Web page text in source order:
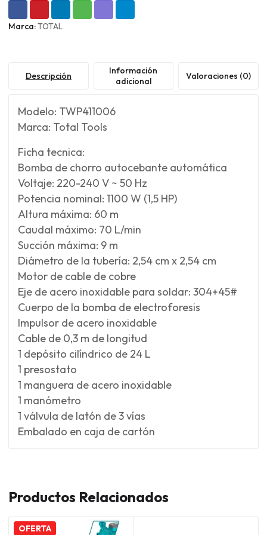
Marca:TOTAL
Descripción
Información
adicional
Valoraciones (0)
Modelo: TWP411006
Marca: Total Tools
Ficha tecnica:
Bomba de chorro autocebante automática
Voltaje: 220-240 V ~ 50 Hz
Potencia nominal: 1100 W (1,5 HP)
Altura máxima: 60 m
Caudal máximo: 70 L/min
Succión máxima: 9 m
Diámetro de la tubería: 2,54 cm x 2,54 cm
Motor de cable de cobre
Eje de acero inoxidable para soldar: 304+45#
Cuerpo de la bomba de electroforesis
Impulsor de acero inoxidable
Cable de 0,3 m de longitud
1 depósito cilíndrico de 24 L
1 presostato
1 manguera de acero inoxidable
1 manómetro
1 válvula de latón de 3 vías
Embalado en caja de cartón
Productos Relacionados
OFERTA